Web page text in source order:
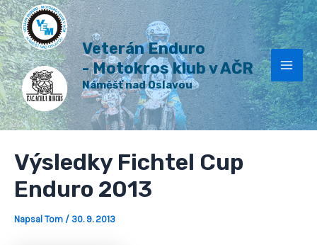
Přeskočit
na
obsah
Veterán Enduro
- Motokros klub v AČR
Náměšť nad Oslavou
Výsledky Fichtel Cup
Enduro 2013
Napsal Tom / 30. 9. 2013
Post
navigation
H
l
e
d
a
t